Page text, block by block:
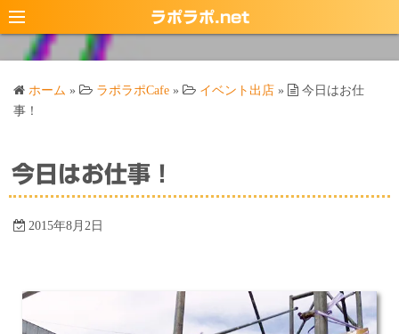
コ
ン
キ
ッ
ラポラポ.net
ホーム » ラポラポCafe » イベント出店 »
今日はお仕
事！
今日はお仕事！
2015年8月2日